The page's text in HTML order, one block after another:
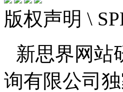
版权声明 \
新思界网站
询有限公司